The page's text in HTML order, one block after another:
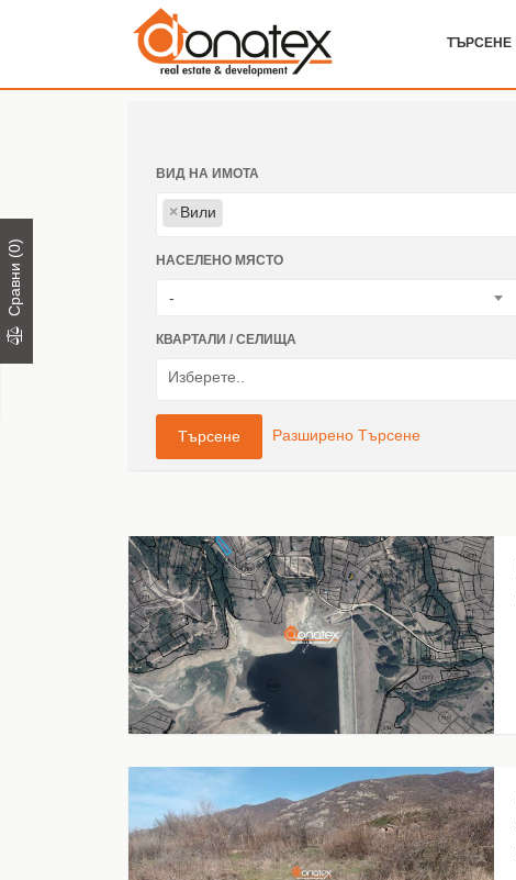
ТЪРСЕНЕ
ВИД НА ИМОТА
× Вили
НАСЕЛЕНО МЯСТО
-
КВАРТАЛИ / СЕЛИЩА
Търсене Разширено Търсене
Сравни (
0
)